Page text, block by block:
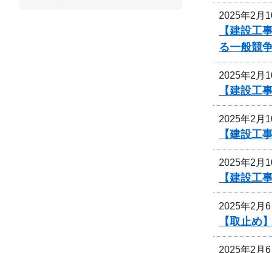
2025年2月
【建設工
る一般競
2025年2月
【建設
2025年2月
【建設
2025年2月
【建設
2025年2月
【取止
2025年2月